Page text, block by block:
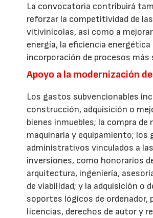
La convocatoria contribuirá
reforzar la competitividad de
vitivinícolas, así como a
energía, la eficiencia energética
incorporación de procesos más
Apoyo a la modernización
Los gastos subvencionables
construcción, adquisición o
bienes inmuebles; la compra de
maquinaria y equipamiento; los
administrativos vinculados a las
inversiones, como honorarios
arquitectura, ingeniería,
de viabilidad; y la adquisición o
soportes lógicos de ordenador,
licencias, derechos de autor y